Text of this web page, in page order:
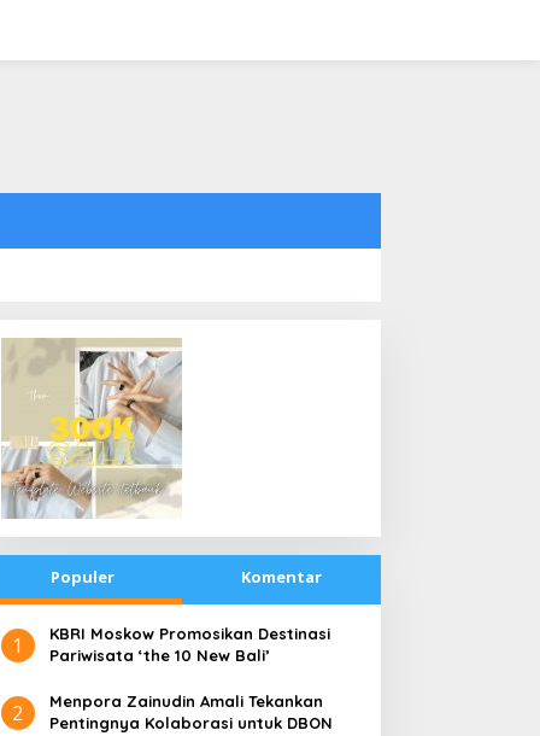
Populer Komentar
1
​KBRI Moskow Promosikan Destinasi
Pariwisata ‘the 10 New Bali’
2
​Menpora Zainudin Amali Tekankan
Pentingnya Kolaborasi untuk DBON